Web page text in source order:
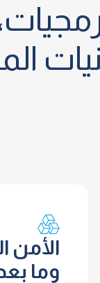
الأمن
وما